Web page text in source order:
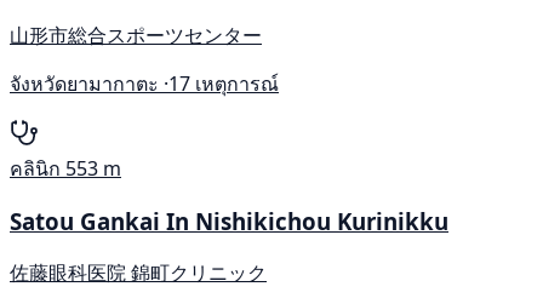
山形市総合スポーツセンター
จังหวัดยามากาตะ ·17 เหตุการณ์
คลินิก 553 m
Satou Gankai In Nishikichou Kurinikku
佐藤眼科医院 錦町クリニック